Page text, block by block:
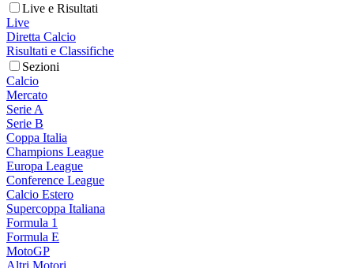
Live e Risultati
Live
Diretta Calcio
Risultati e Classifiche
Sezioni
Calcio
Mercato
Serie A
Serie B
Coppa Italia
Champions League
Europa League
Conference League
Calcio Estero
Supercoppa Italiana
Formula 1
Formula E
MotoGP
Altri Motori